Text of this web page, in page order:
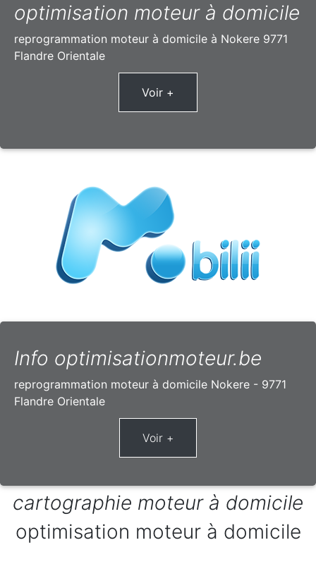
optimisation moteur à domicile
reprogrammation moteur à domicile à Nokere 9771
Flandre Orientale
Voir +
Info optimisationmoteur.be
reprogrammation moteur à domicile Nokere - 9771
Flandre Orientale
cartographie moteur à domicile
optimisation moteur à domicile